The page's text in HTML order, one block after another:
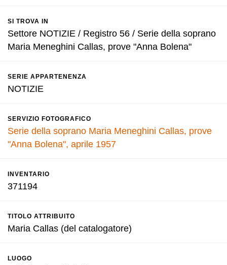
SI TROVA IN
Settore NOTIZIE / Registro 56 / Serie della soprano
Maria Meneghini Callas, prove "Anna Bolena"
SERIE APPARTENENZA
NOTIZIE
SERVIZIO FOTOGRAFICO
Serie della soprano Maria Meneghini Callas, prove
"Anna Bolena", aprile 1957
INVENTARIO
371194
TITOLO ATTRIBUITO
Maria Callas (del catalogatore)
LUOGO